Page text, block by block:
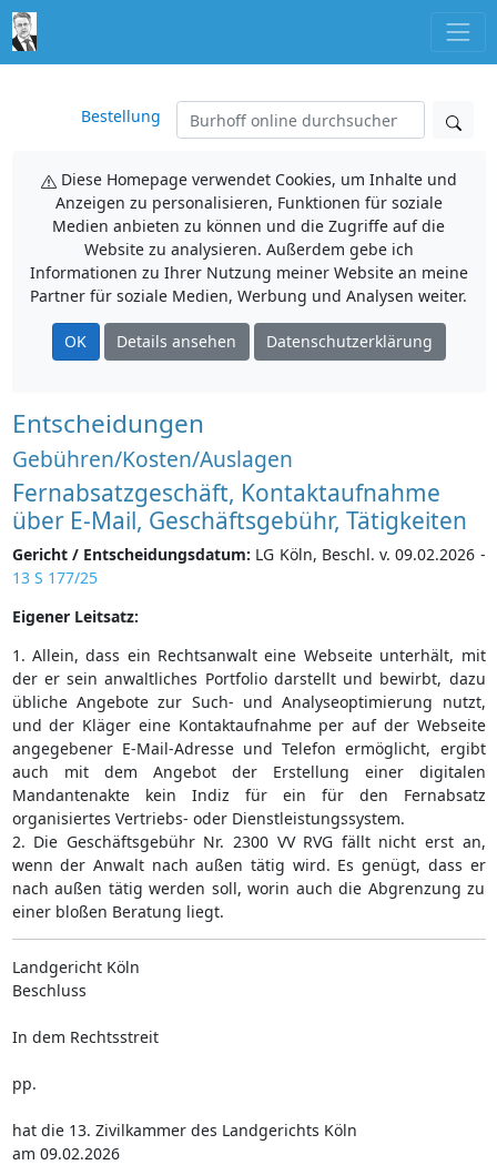
Bestellung
Diese Homepage verwendet Cookies, um Inhalte und
Anzeigen zu personalisieren, Funktionen für soziale
Medien anbieten zu können und die Zugriffe auf die
Website zu analysieren. Außerdem gebe ich
Informationen zu Ihrer Nutzung meiner Website an meine
Partner für soziale Medien, Werbung und Analysen weiter.
OK Details ansehen Datenschutzerklärung
Entscheidungen
Gebühren/Kosten/Auslagen
Fernabsatzgeschäft, Kontaktaufnahme
über E-Mail, Geschäftsgebühr, Tätigkeiten
Gericht / Entscheidungsdatum: LG Köln, Beschl. v. 09.02.2026 -
13 S 177/25
Eigener Leitsatz:
1. Allein, dass ein Rechtsanwalt eine Webseite unterhält, mit
der er sein anwaltliches Portfolio darstellt und bewirbt, dazu
übliche Angebote zur Such- und Analyseoptimierung nutzt,
und der Kläger eine Kontaktaufnahme per auf der Webseite
angegebener E-Mail-Adresse und Telefon ermöglicht, ergibt
auch mit dem Angebot der Erstellung einer digitalen
Mandantenakte kein Indiz für ein für den Fernabsatz
organisiertes Vertriebs- oder Dienstleistungssystem.
2. Die Geschäftsgebühr Nr. 2300 VV RVG fällt nicht erst an,
wenn der Anwalt nach außen tätig wird. Es genügt, dass er
nach außen tätig werden soll, worin auch die Abgrenzung zu
einer bloßen Beratung liegt.
Landgericht Köln
Beschluss
In dem Rechtsstreit
pp.
hat die 13. Zivilkammer des Landgerichts Köln
am 09.02.2026